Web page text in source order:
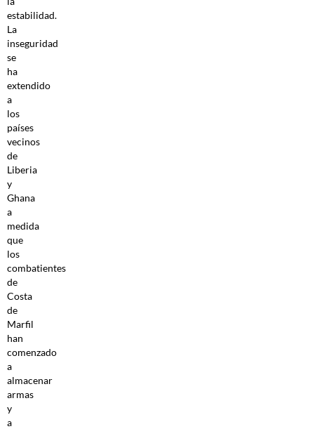
estabilidad.
La
inseguridad
se
ha
extendido
a
los
países
vecinos
de
Liberia
y
Ghana
a
medida
que
los
combatientes
de
Costa
de
Marfil
han
comenzado
a
almacenar
armas
y
a